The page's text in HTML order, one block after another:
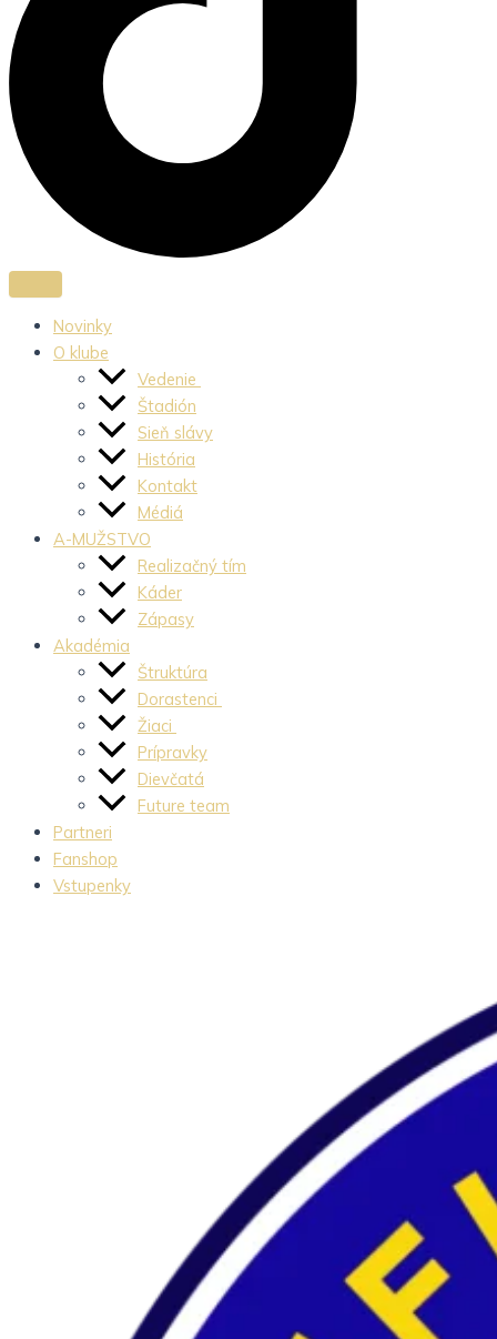
Novinky
O klube
Vedenie
Štadión
Sieň slávy
História
Kontakt
Médiá
A-MUŽSTVO
Realizačný tím
Káder
Zápasy
Akadémia
Štruktúra
Dorastenci
Žiaci
Prípravky
Dievčatá
Future team
Partneri
Fanshop
Vstupenky